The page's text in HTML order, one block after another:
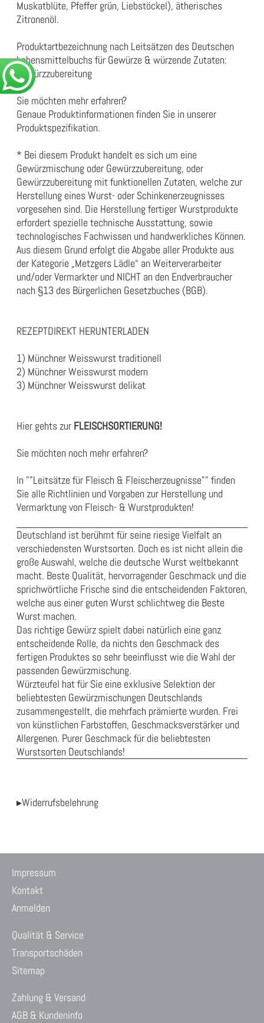
Muskatblüte, Pfeffer grün, Liebstöckel), ätherisches
Zitronenöl.
Produktartbezeichnung nach Leitsätzen des Deutschen
Lebensmittelbuchs für Gewürze & würzende Zutaten:
Gewürzzubereitung
Sie möchten mehr erfahren?
Genaue Produktinformationen finden Sie in unserer
Produktspezifikation.
* Bei diesem Produkt handelt es sich um eine
Gewürzmischung oder Gewürzzubereitung, oder
Gewürzzubereitung mit funktionellen Zutaten, welche zur
Herstellung eines Wurst- oder Schinkenerzeugnisses
vorgesehen sind. Die Herstellung fertiger Wurstprodukte
erfordert spezielle technische Ausstattung, sowie
technologisches Fachwissen und handwerkliches Können.
Aus diesem Grund erfolgt die Abgabe aller Produkte aus
der Kategorie „Metzgers Lädle“ an Weiterverarbeiter
und/oder Vermarkter und NICHT an den Endverbraucher
nach §13 des Bürgerlichen Gesetzbuches (BGB).
REZEPTDIREKT HERUNTERLADEN
1) Münchner Weisswurst traditionell
2) Münchner Weisswurst modern
3) Münchner Weisswurst delikat
Hier gehts zur FLEISCHSORTIERUNG!
Sie möchten noch mehr erfahren?
In ""Leitsätze für Fleisch & Fleischerzeugnisse"" finden
Sie alle Richtlinien und Vorgaben zur Herstellung und
Vermarktung von Fleisch- & Wurstprodukten!
Deutschland ist berühmt für seine riesige Vielfalt an
verschiedensten Wurstsorten. Doch es ist nicht allein die
große Auswahl, welche die deutsche Wurst weltbekannt
macht. Beste Qualität, hervorragender Geschmack und die
sprichwörtliche Frische sind die entscheidenden Faktoren,
welche aus einer guten Wurst schlichtweg die Beste
Wurst machen.
Das richtige Gewürz spielt dabei natürlich eine ganz
entscheidende Rolle, da nichts den Geschmack des
fertigen Produktes so sehr beeinflusst wie die Wahl der
passenden Gewürzmischung.
Würzteufel hat für Sie eine exklusive Selektion der
beliebtesten Gewürzmischungen Deutschlands
zusammengestellt, die mehrfach prämierte wurden. Frei
von künstlichen Farbstoffen, Geschmacksverstärker und
Allergenen. Purer Geschmack für die beliebtesten
Wurstsorten Deutschlands!
▸Widerrufsbelehrung
Impressum
Kontakt
Anmelden
Qualität & Service
Transportschäden
Sitemap
Zahlung & Versand
AGB & Kundeninfo